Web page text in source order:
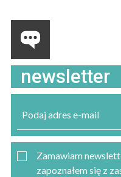
newsletter
Zamawiam
zapoznałem się z